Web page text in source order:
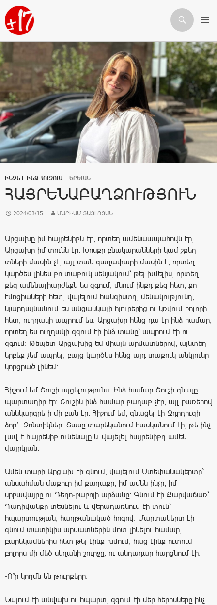
Որոնում
ԱՆՑՆԵԼ ԲՈՎԱՆԴԱԿՈՒԹՅԱՆԸ
ԻՆՉՆ Է ԻՆՁ ՀՈՒԶՈՒՄ ԵՐԵՒԱՆ
ՀԱՅՐԵՆԱԲԱՂՁՈՒԹՅՈՒՆ
2024/03/15 ՄԱՐԻԱՄ ՅԱՅԼՈՅԱՆ
Արցախը իմ հայրենիքն էր, որտեղ ամենաապահովն էր,
Արցախը իմ տունն էր: Խոսքը բնակարանների կամ շքեղ
տների մասին չէ, այլ տան գաղափարի մասին է, որտեղ
կարծես լինես քո տաքուկ սենյակում՝ թեյ խմելիս, որտեղ
քեզ ամենալիարժեքն ես զգում, մնում ինքդ քեզ հետ, քո
էմոցիաների հետ, վայելում հանգիստդ, մենակությունդ,
նյարդայնանում ես անցանկալի հյուրերից ու կռվում բոլորի
հետ, ուղղակի ապրում ես: Արցախը հենց դա էր ինձ համար,
որտեղ ես ուղղակի զգում էի ինձ տանը՝ ապրում էի ու
զգում: Թեպետ Արցախից եմ միայն արմատներով, այնտեղ
երբեք չեմ ապրել, բայց կարծես հենց այդ տաքուկ անկյունը
կորցրած լինեմ:
Հիշում եմ Շուշի այցելությունս: Ինձ համար Շուշի գնալը
պարտադիր էր: Շուշին ինձ համար քաղաք չէր, այլ բառերով
աննկարգրելի մի բան էր: Հիշում եմ, գնացել էի Ջդրդուզի
ձոր՝ Զոնտիկներ: Տասը տարեկանում հասկանում էի, թե ինչ
լավ է հայրենիք ունենալը և վայելել հայրենիքդ ամեն
վայրկյան:
Ամեն տարի Արցախ էի գնում, վայելում Ստեփանակերտը՝
անսահման մաքուր իմ քաղաքը, իմ ամեն ինչը, իմ
սրբավայրը ու Դեդո-բաբոյի արձանը: Գնում էի Քարվաճառ՝
Դադիվանքը տեսնելու և վերադառնում էի տուն՝
հպարտության, հաղթանակած հոգով: Մարտակերտ էի
գնում տատիկիս արմատներին մոտ լինելու համար,
բարեկամներիս հետ թեյ էինք խմում, հաց էինք ուտում
բոլորս մի մեծ սեղանի շուրջը, ու անդադար հարցնում էի.
-Ո՞ր կողմն են թուրքերը:
Նայում էի անվախ ու հպարտ, զգում էի մեր հերոսները ինչ